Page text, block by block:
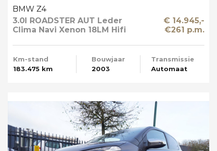
BMW Z4
3.0I ROADSTER AUT Leder
Clima Navi Xenon 18LM Hifi
€ 14.945,-
€261 p.m.
Km-stand
183.475 km
Bouwjaar
2003
Transmissie
Automaat